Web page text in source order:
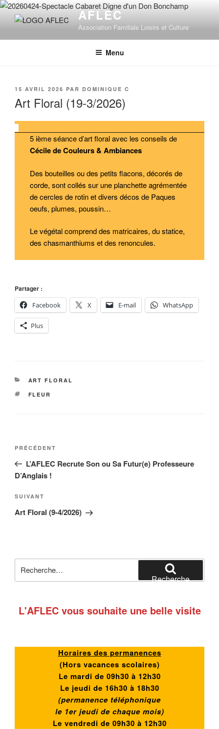
Aller
principal
AFLEC
Association Familiale Loisirs et Culture
Menu
PUBLIÉ
15 AVRIL 2026 PAR DOMINIQUE C
Art Floral (19-3/2026)
5 ième séance d’art floral avec les conseils de
Cécile de Couleurs & Ambiances
Des bouteilles ou des petits flacons, décorés de
corde, sont collés sur une planchette agrémentée
de cercles de rotin et divers décos de Paques
oeufs, plumes, poussin…
Le végétal comprend des matricaires, du statice,
des chasmanthiums et des renoncules.
Partager :
Facebook
X E-mail WhatsApp
Plus
CATÉGORIES
ART FLORAL
ÉTIQUETTES
FLEUR
Navigation
l’article
Article
précédent
PRÉCÉDENT
L’AFLEC Recrute Son ou Sa Futur(e) Professeure
D’Anglais !
Article
suivant
SUIVANT
Art Floral (9-4/2026)
pour
Recherche
L'AFLEC vous souhaite une belle visite
Horaires des permanences
(Hors vacances scolaires)
Le mardi de 09h30 à 12h30
Le jeudi de 16h30 à 18h30
(permanence téléphonique
le 1er jeudi de chaque mois)
Le vendredi de 09h30 à 12h30